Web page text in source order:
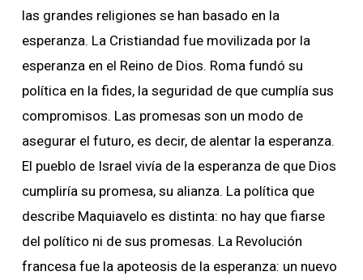
las grandes religiones se han basado en la
esperanza. La Cristiandad fue movilizada por la
esperanza en el Reino de Dios. Roma fundó su
política en la fides, la seguridad de que cumplía sus
compromisos. Las promesas son un modo de
asegurar el futuro, es decir, de alentar la esperanza.
El pueblo de Israel vivía de la esperanza de que Dios
cumpliría su promesa, su alianza. La política que
describe Maquiavelo es distinta: no hay que fiarse
del político ni de sus promesas. La Revolución
francesa fue la apoteosis de la esperanza: un nuevo